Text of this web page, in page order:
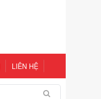
LIÊN HỆ